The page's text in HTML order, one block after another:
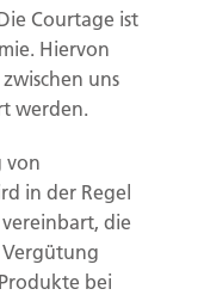
kennen sie
sind für den
Courtage ist
Hiervon
uns
werden.
von
in der Regel
die
bei